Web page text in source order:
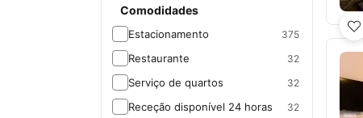
Comodidades
Estacionamento 375
Restaurante 32
Serviço de quartos 32
Receção disponível 24 horas 32